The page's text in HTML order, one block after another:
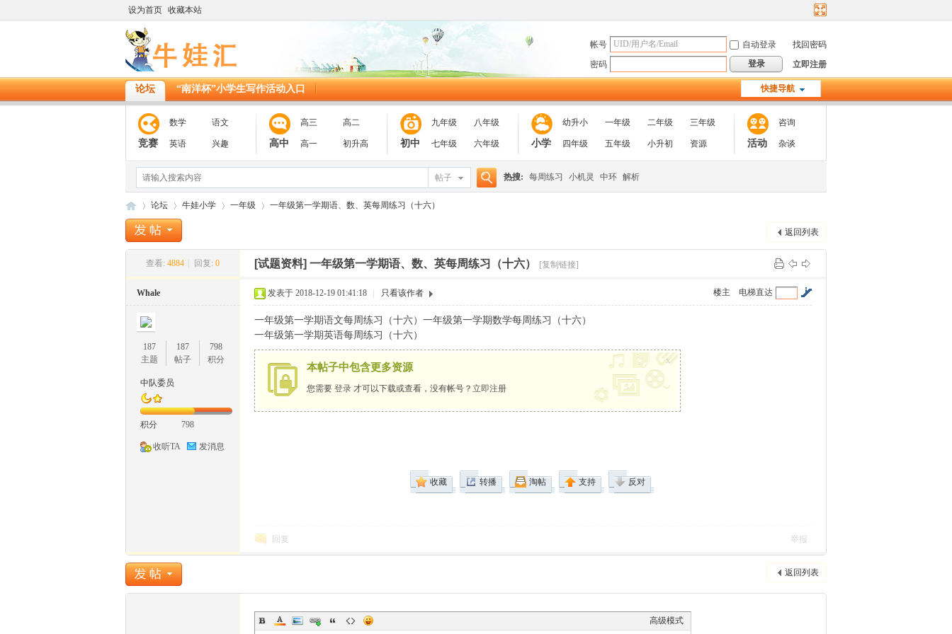
设为首页 收藏本站
帐号 自动登录
找回密码
密码
登录 立即注册
快捷导航
论坛 “南洋杯”小学生写作活动入口
竞赛
数学 语文
英语 兴趣 高中
高三 高二
高一 初升高 初中
九年级 八年级
七年级 六年级 小学
幼升小 一年级 二年级 三年级
四年级 五年级 小升初 资源 活动
咨询
杂谈
帖子
索
热搜: 每周练习 小机灵 中环 解析
论坛
›
牛娃小学
›
一年级
›
一年级第一学期语、数、英每周练习（十六）
返回列表
查看: 4884 回复: 0 [试题资料] 一年级第一学期语、数、英每周练习（十六） [复制链接]
Whale
187
主题
187
帖子
798
积分
中队委员
积分 798
收听TA 发消息
电梯直达
楼主
发表于 2018-12-19 01:41:18 只看该作者
一年级第一学期语文每周练习（十六）一年级第一学期数学每周练习（十六）
一年级第一学期英语每周练习（十六）
本帖子中包含更多资源
您需要 登录 才可以下载或查看，没有帐号？ 立即注册
x
收藏 转播 淘帖 支持 反对
回复 举报
返回列表
高级模式